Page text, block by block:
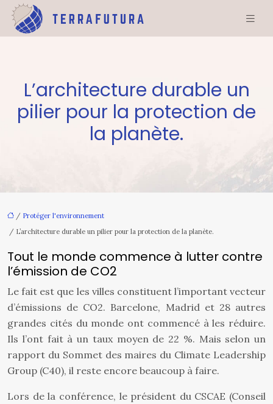
L’architecture durable un
pilier pour la protection de
la planète.
/ Protéger l'environnement
/ L’architecture durable un pilier pour la protection de la planète.
Tout le monde commence à lutter contre
l’émission de CO2
Le fait est que les villes constituent l’important vecteur
d’émissions de CO2. Barcelone, Madrid et 28 autres
grandes cités du monde ont commencé à les réduire.
Ils l’ont fait à un taux moyen de 22 %. Mais selon un
rapport du Sommet des maires du Climate Leadership
Group (C40), il reste encore beaucoup à faire.
Lors de la conférence, le président du CSCAE (Conseil